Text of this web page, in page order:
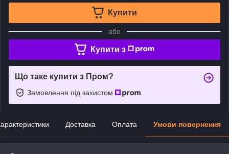
Купити
або
Купити з
Що таке купити з Пром?
Замовлення під захистом
Доставка Оплата Умови повернення